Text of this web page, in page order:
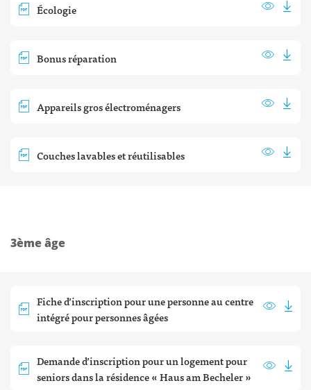
Écologie
Bonus réparation
Appareils gros électroménagers
Couches lavables et réutilisables
3ème âge
Fiche d’inscription pour une personne au centre
intégré pour personnes âgées
Demande d’inscription pour un logement pour
seniors dans la résidence « Haus am Becheler »